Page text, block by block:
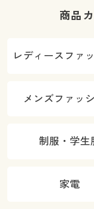
商品
レディースファ
メンズファッ
制服・学生
家電